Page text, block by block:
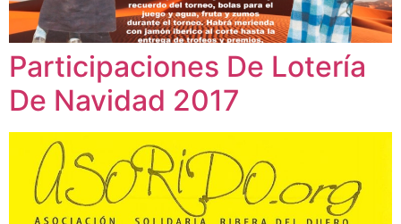
Participaciones De Lotería
De Navidad 2017